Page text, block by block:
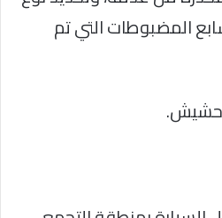
المضبوطات التي تم